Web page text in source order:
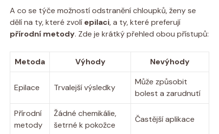
A co se týče možností odstranění chloupků, ženy se
dělí na ty, které zvolí epilaci, a ty, které preferují
přírodní metody. Zde je krátký přehled obou přístupů:
Metoda Výhody Nevýhody
Epilace Trvalejší výsledky
Může způsobit
bolest a zarudnutí
Přírodní
metody
Žádné chemikálie,
šetrné k pokožce
Častější aplikace